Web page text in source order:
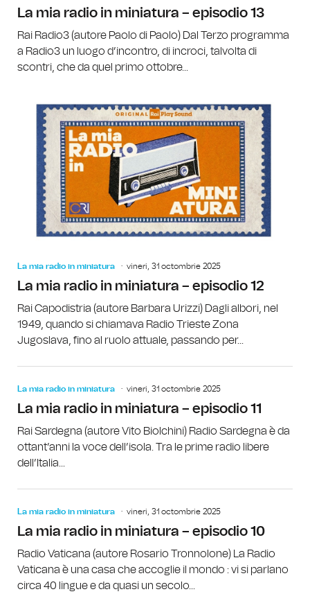
La mia radio in miniatura – episodio 13
Rai Radio3 (autore Paolo di Paolo) Dal Terzo programma
a Radio3 un luogo d’incontro, di incroci, talvolta di
scontri, che da quel primo ottobre...
La mia radio in miniatura vineri, 31 octombrie 2025
La mia radio in miniatura – episodio 12
Rai Capodistria (autore Barbara Urizzi) Dagli albori, nel
1949, quando si chiamava Radio Trieste Zona
Jugoslava, fino al ruolo attuale, passando per...
La mia radio in miniatura vineri, 31 octombrie 2025
La mia radio in miniatura – episodio 11
Rai Sardegna (autore Vito Biolchini) Radio Sardegna è da
ottant’anni la voce dell’isola. Tra le prime radio libere
dell’Italia...
La mia radio in miniatura vineri, 31 octombrie 2025
La mia radio in miniatura – episodio 10
Radio Vaticana (autore Rosario Tronnolone) La Radio
Vaticana è una casa che accoglie il mondo : vi si parlano
circa 40 lingue e da quasi un secolo...